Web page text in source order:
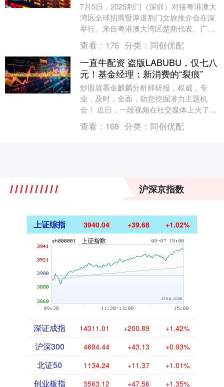
7月5日，2025荆门（深圳）对接粤港澳大
湾区全球招商暨厚道荆门文旅推介会在深
举行。来自粤港澳大湾区楚商代表、广东
区域的商协会企业家代表等400余人共聚
一堂，共....
查看： 176 分类： 同创优配
一直牛配资 盗版LABUBU，仅七八
元！基金经理：新消费的“裂痕”
炒股就看金麒麟分析师研报，权威，专
业，及时，全面，助您挖掘潜力主题机
会！ 近日，一段视频在社交媒体上火了
——某地一条街道的集市上，像卖菜一样
在摆摊兜售“LABU....
查看： 168 分类： 同创优配
沪深京指数
上证综指 3940.04 +39.68 +1.02%
深证成指 14311.01 +200.89 +1.42%
沪深300 4694.44 +43.13 +0.93%
北证50 1134.24 +11.37 +1.01%
创业板指 3563.12 +47.56 +1.35%